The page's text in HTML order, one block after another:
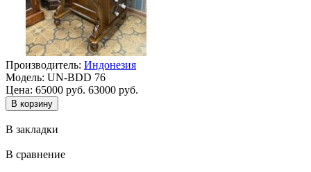
Производитель: Индонезия
Модель: UN-BDD 76
Цена: 65000 руб. 63000 руб.
В закладки
В сравнение